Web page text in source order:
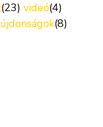
(23) videó(4)
újdonságok(8)